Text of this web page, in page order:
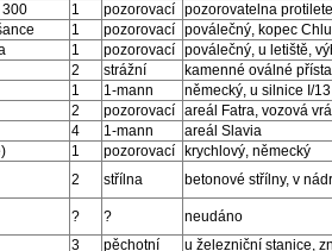
300
1 pozorovací pozorovatelna
1 pozorovací poválečný, kopec
1 pozorovací poválečný, u letiště,
2 strážní
kamenné oválné
1 1-mann
německý, u silnice I/
2 pozorovací areál Fatra, vozová
4 1-mann
areál Slavia
1 pozorovací
krychlový, německý
2 střílna betonové střílny, v
? ?
neudáno
3 pěchotní u železniční stanice,